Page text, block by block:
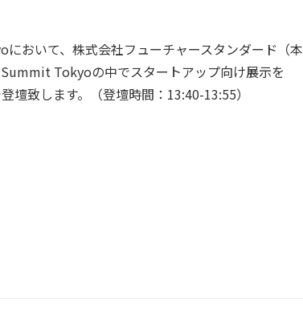
おいて、株式会社フューチャースタンダード（本
Tokyoの中でスタートアップ向け展示を
致します。（登壇時間：13:40-13:55）